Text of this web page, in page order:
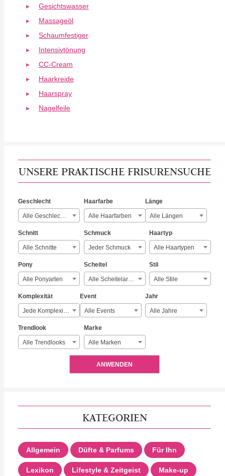
Gesichtswasser
Massageöl
Schaumfestiger
Intensivtönung
CC-Cream
Haarkreide
Haarspray
Nagelfeile
UNSERE PRAKTISCHE FRISURENSUCHE
Geschlecht
Alle Geschlechter
Haarfarbe
Alle Haarfarben
Länge
Alle Längen
Schnitt
Alle Schnitte
Schmuck
Jeder Schmuck
Haartyp
Alle Haartypen
Pony
Alle Ponyarten
Scheitel
Alle Scheitelarten
Stil
Alle Stile
Komplexität
Jede Komplexität
Event
Alle Events
Jahr
Alle Jahre
Trendlook
Alle Trendlooks
Marke
Alle Marken
ANWENDEN
KATEGORIEN
Allgemein Düfte & Parfums Für Ihn
Lexikon Lifestyle & Zeitgeist Make-up